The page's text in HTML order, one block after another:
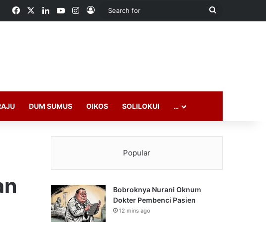
FacebookLinkedInYouTubeInstagram
Log In
Search
DUM SUMUS OIKOS SOLILOKUI …
Popular
Bobroknya Nurani Oknum
Dokter Pembenci Pasien
12 mins ago